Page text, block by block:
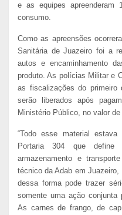
e as equipes apreenderam
consumo.
Como as apreensões
Sanitária de Juazeiro foi a
autos e encaminhamento
produto. As polícias Militar e
as fiscalizações do
serão liberados após
Ministério Público, no valor
“Todo esse material
Portaria 304 que
armazenamento e
técnico da Adab em Juazeiro,
dessa forma pode trazer
somente uma ação conjunta
As carnes de frango, de